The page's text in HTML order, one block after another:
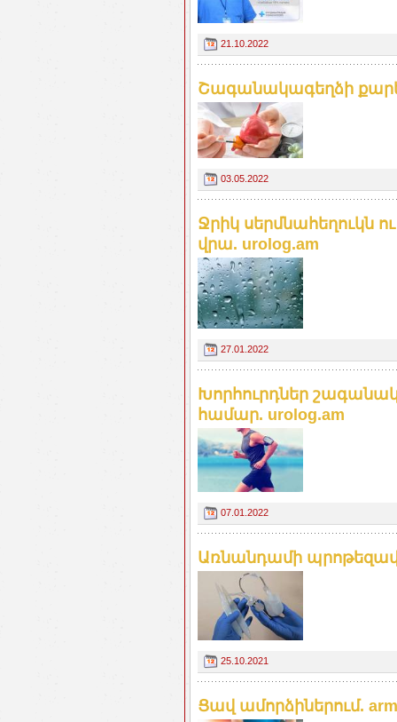
21.10.2022
Շագանակագեղձի
03.05.2022
Ջրիկ սերմնահեղուկն
վրա. urolog.am
27.01.2022
Խորհուրդներ
համար. urolog.am
07.01.2022
Առնանդամի
25.10.2021
Ցավ ամորձիներում.